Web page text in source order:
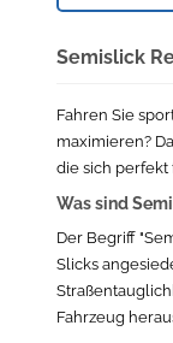
Semislick
Fahren Sie
maximieren?
die sich perfekt
Was sind
Der Begriff
Slicks
Fahrzeug